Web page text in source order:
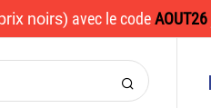
noirs) avec le codeAOUT26